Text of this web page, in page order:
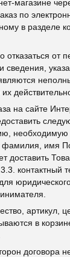
магазине
по
в разделе
от
сведения,
на сайте
необходимую
имя
доставить
контактный
артикул,
в
договора